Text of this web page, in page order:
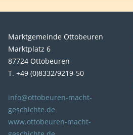
Marktgemeinde Ottobeuren
Marktplatz 6
87724 Ottobeuren
T. +49 (0)8332/9219-50
info@ottobeuren-macht-
geschichte.de
www.ottobeuren-macht-